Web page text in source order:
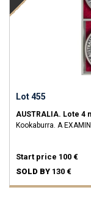
Lot 455
AUSTRALIA. Lote 4
Kookaburra. A
Start price 100 €
SOLD BY 130 €